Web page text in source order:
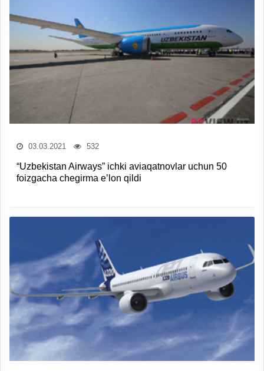
03.03.2021 532
“Uzbekistan Airways” ichki aviaqatnovlar uchun 50
foizgacha chegirma e’lon qildi